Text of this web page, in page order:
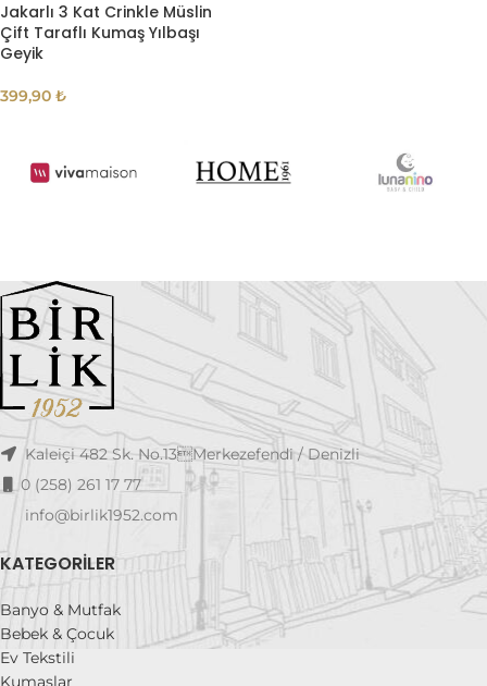
Jakarlı 3 Kat Crinkle Müslin
Çift Taraflı Kumaş Yılbaşı
Geyik
399,90 ₺
Kaleiçi 482 Sk. No.13Merkezefendi / Denizli
0 (258) 261 17 77
info@birlik1952.com
KATEGORILER
Banyo & Mutfak
Bebek & Çocuk
Ev Tekstili
Kumaşlar